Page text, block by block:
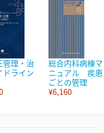
管理・治
ドライン
総合内科病棟マ
ニュアル 疾患
ごとの管理
¥6,160